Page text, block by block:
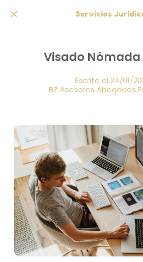
Servicios
Visado
Escrito el 24/01/
BZ Asesores Abogados